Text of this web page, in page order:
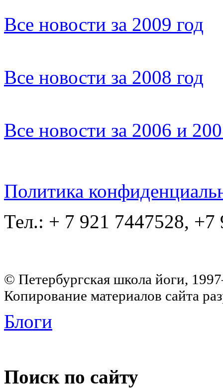
Все новости за 2009 год
Все новости за 2008 год
Все новости за 2006 и
Политика
Тел.: + 7 921 7447528, +7
© Петербургская школа йоги,
Копирование материалов сайта
Блоги
Поиск по сайту